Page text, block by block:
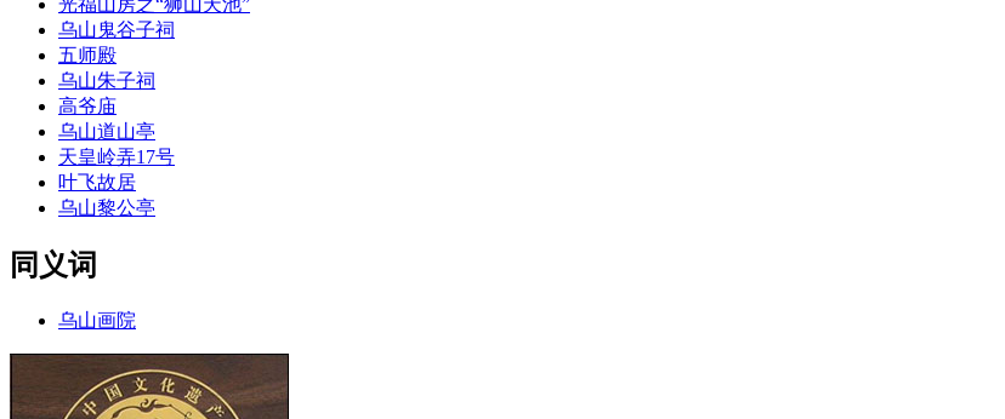
光福山房之“狮山天池”
乌山鬼谷子祠
五师殿
乌山朱子祠
高爷庙
乌山道山亭
天皇岭弄17号
叶飞故居
乌山黎公亭
同义词
乌山画院